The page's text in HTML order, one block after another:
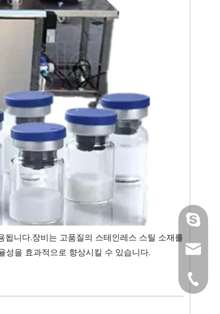
니다.장비는 고품질의 스테인레스 스틸 소재를
을 효과적으로 향상시킬 수 있습니다.
+86-